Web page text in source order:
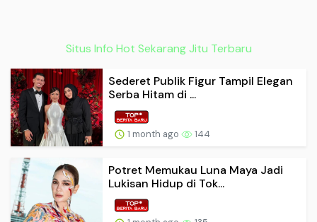
Situs Info Hot Sekarang Jitu Terbaru
Sederet Publik Figur Tampil Elegan
Serba Hitam di ...
1 month ago 144
Potret Memukau Luna Maya Jadi
Lukisan Hidup di Tok...